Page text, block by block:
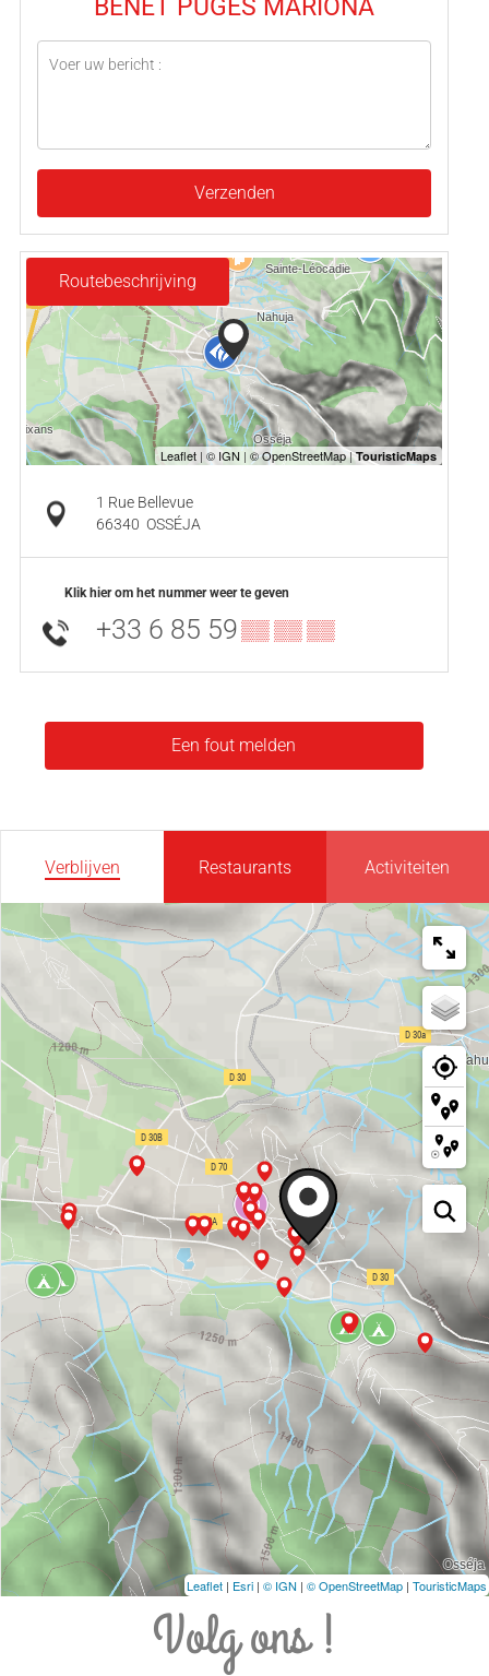
BENET PUGÈS MARIONA
Verzenden
Routebeschrijving
1 Rue Bellevue
66340 OSSÉJA
Klik hier om het nummer weer te geven
+33 6 85 59▒▒ ▒▒ ▒▒
Een fout melden
Verblijven Restaurants Activiteiten
Leaflet | Esri | © IGN | © OpenStreetMap | TouristicMaps
Volg ons !